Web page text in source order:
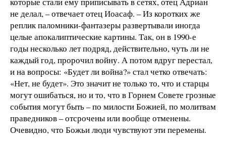
не делал, – отвечает отец Иоасаф. – Из коротких же
реплик паломники-фантазеры развертывали иногда
целые апокалиптические картины. Так, он в 1990-е
годы несколько лет подряд, действительно, чуть ли не
каждый год, пророчил войну. А потом вдруг перестал,
и на вопросы: «Будет ли война?» стал четко отвечать:
«Нет, не будет». Это значит не только то, что и старцы
могут ошибаться, но и то, что в Горнем Совете грозные
события могут быть – по милости Божией, по молитвам
праведников – отсрочены или вообще отменены.
Очевидно, что Божьи люди чувствуют эти перемены.